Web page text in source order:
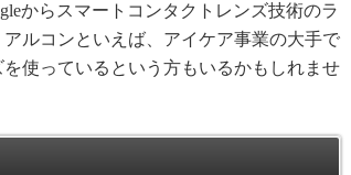
ニア」の
からスマートコンタクトレンズ技術のラ
ルコンといえば、アイケア事業の大手で
使っているという方もいるかもしれませ